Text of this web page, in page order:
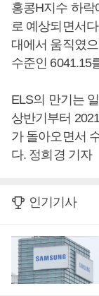
홍콩H지수 하
로 예상되면서
대에서 움직였
수준인 6041.15
ELS의 만기는
상반기부터
가 돌아오면서
다. 정희경 기자
인기기사